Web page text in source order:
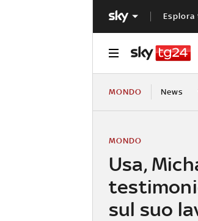
MONDO News
Usa,
sul suo
MONDO